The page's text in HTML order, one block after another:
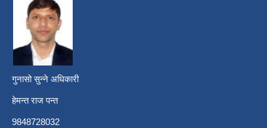
गुनासो सुन्ने अधिकारी
हेमन्त राज पन्त
9848728032